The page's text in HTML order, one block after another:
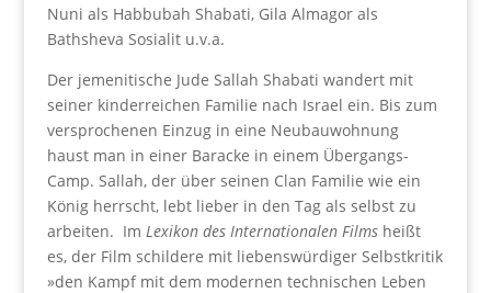
Nuni als Habbubah Shabati, Gila Almagor als
Bathsheva Sosialit u.v.a.
Der jemenitische Jude Sallah Shabati wandert mit
seiner kinderreichen Familie nach Israel ein. Bis zum
versprochenen Einzug in eine Neubauwohnung
haust man in einer Baracke in einem Übergangs-
Camp. Sallah, der über seinen Clan Familie wie ein
König herrscht, lebt lieber in den Tag als selbst zu
arbeiten. Im Lexikon des Internationalen Filmsheißt
es, der Film schildere mit liebenswürdiger Selbstkritik
»den Kampf mit dem modernen technischen Leben